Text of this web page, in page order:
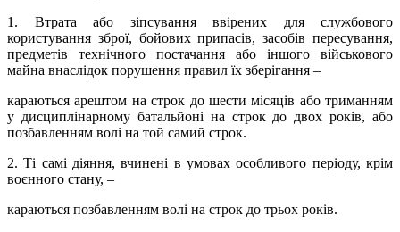
1. Втрата або зіпсування ввірених для службового
користування зброї, бойових припасів, засобів пересування,
предметів технічного постачання або іншого військового
майна внаслідок порушення правил їх зберігання –
караються арештом на строк до шести місяців або триманням
у дисциплінарному батальйоні на строк до двох років, або
позбавленням волі на той самий строк.
2. Ті самі діяння, вчинені в умовах особливого періоду, крім
воєнного стану, –
караються позбавленням волі на строк до трьох років.